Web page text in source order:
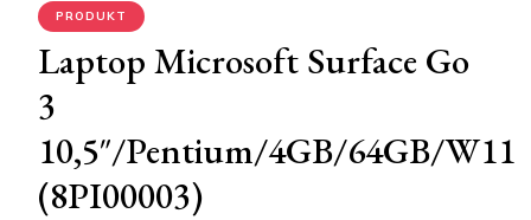
PRODUKT
Laptop Microsoft Surface Go
3
10,5″/Pentium/4GB/64GB/W11
(8PI00003)